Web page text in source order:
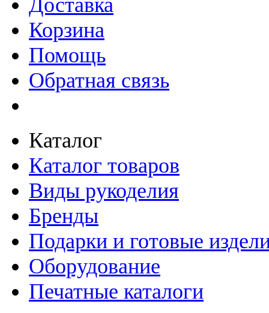
Корзина
Помощь
Обратная связь
Каталог
Каталог товаров
Виды рукоделия
Бренды
Подарки и готовые
Оборудование
Печатные каталоги